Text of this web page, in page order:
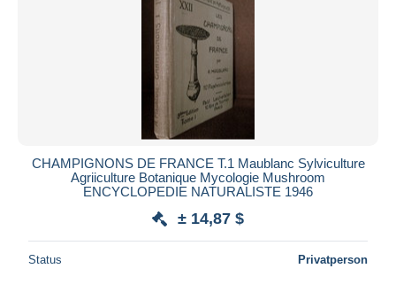
CHAMPIGNONS DE FRANCE T.1 Maublanc Sylviculture
Agriiculture Botanique Mycologie Mushroom
ENCYCLOPEDIE NATURALISTE 1946
± 14,87 $
Status Privatperson